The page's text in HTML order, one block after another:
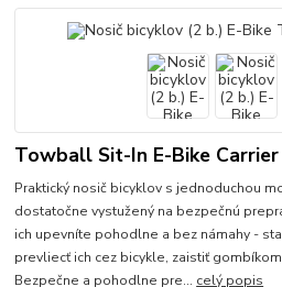
Towball Sit-In E-Bike
Praktický nosič bicyklov s jednoduchou
dostatočne vystužený na bezpečnú
ich upevníte pohodlne a bez námahy -
prevliecť ich cez bicykle, zaistiť
Bezpečne a pohodlne pre... celý popis